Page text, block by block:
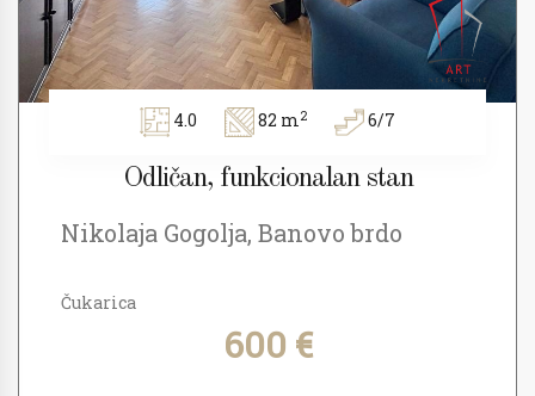
4.0 82 m2 6/7
Odličan, funkcionalan stan
Nikolaja Gogolja, Banovo brdo
Čukarica
600 €